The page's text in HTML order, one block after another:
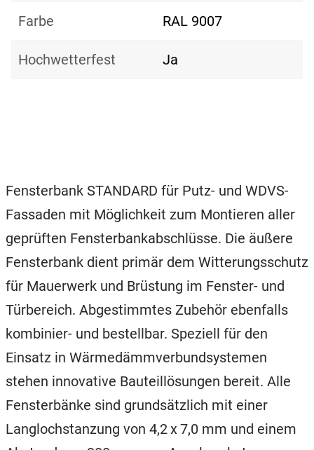
Farbe RAL 9007
Hochwetterfest Ja
Fensterbank STANDARD für Putz- und WDVS-
Fassaden mit Möglichkeit zum Montieren aller
geprüften Fensterbankabschlüsse. Die äußere
Fensterbank dient primär dem Witterungsschutz
für Mauerwerk und Brüstung im Fenster- und
Türbereich. Abgestimmtes Zubehör ebenfalls
kombinier- und bestellbar. Speziell für den
Einsatz in Wärmedämmverbundsystemen
stehen innovative Bauteillösungen bereit. Alle
Fensterbänke sind grundsätzlich mit einer
Langlochstanzung von 4,2 x 7,0 mm und einem